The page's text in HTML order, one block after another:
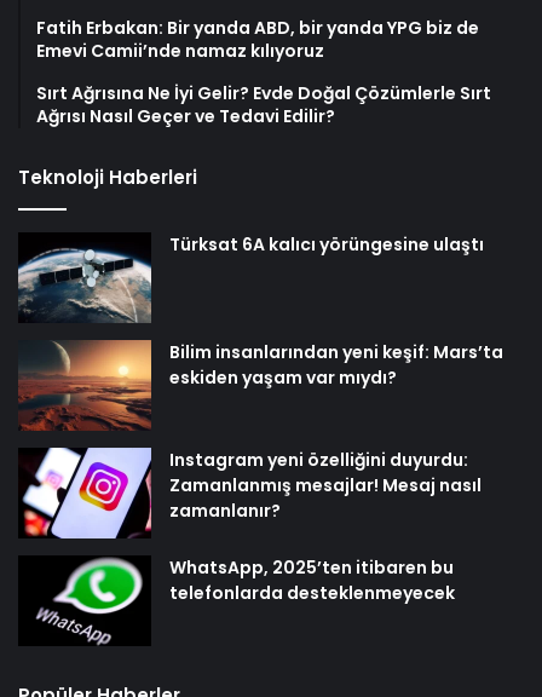
Fatih Erbakan: Bir yanda ABD, bir yanda YPG biz de
Emevi Camii’nde namaz kılıyoruz
Sırt Ağrısına Ne İyi Gelir? Evde Doğal Çözümlerle Sırt
Ağrısı Nasıl Geçer ve Tedavi Edilir?
Teknoloji Haberleri
Türksat 6A kalıcı yörüngesine ulaştı
Bilim insanlarından yeni keşif: Mars’ta
eskiden yaşam var mıydı?
Instagram yeni özelliğini duyurdu:
Zamanlanmış mesajlar! Mesaj nasıl
zamanlanır?
WhatsApp, 2025’ten itibaren bu
telefonlarda desteklenmeyecek